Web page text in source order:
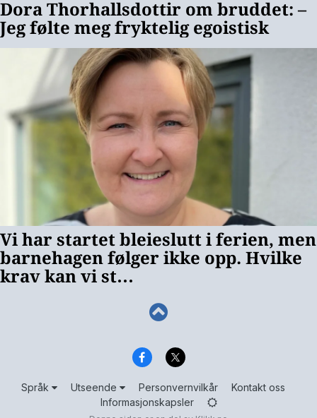
Språk Utseende Personvernvilkår
Kontakt oss
Informasjonskapsler